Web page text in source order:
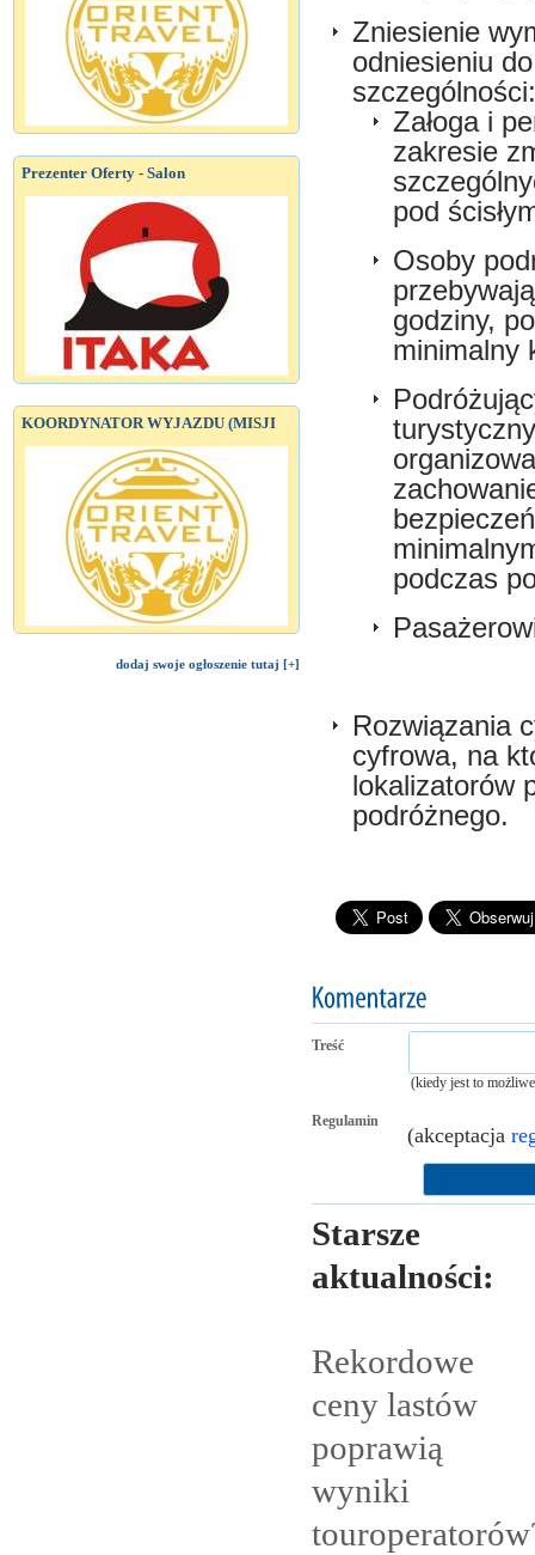
Prezenter Oferty - Salon
KOORDYNATOR WYJAZDU (MISJI
dodaj swoje ogłoszenie tutaj [+]
Zniesienie
odniesieniu
szczególności:
Załoga i
zakresie
pod
Osoby
godziny,
minimalny
podczas
Rozwiązania
cyfrowa, na
lokalizatorów
podróżnego.
Treść
(kiedy jest to
Regulamin
(akceptacja
Starsze
aktualności:
Rekordowe
ceny lastów
poprawią
wyniki